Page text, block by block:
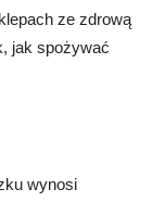
ze zdrową
jak spożywać
wynosi